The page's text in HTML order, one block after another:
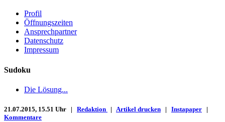
Profil
Öffnungszeiten
Ansprechpartner
Datenschutz
Impressum
Sudoku
Die Lösung...
21.07.2015, 15.51 Uhr | Redaktion | Artikel drucken | Instapaper |
Kommentare